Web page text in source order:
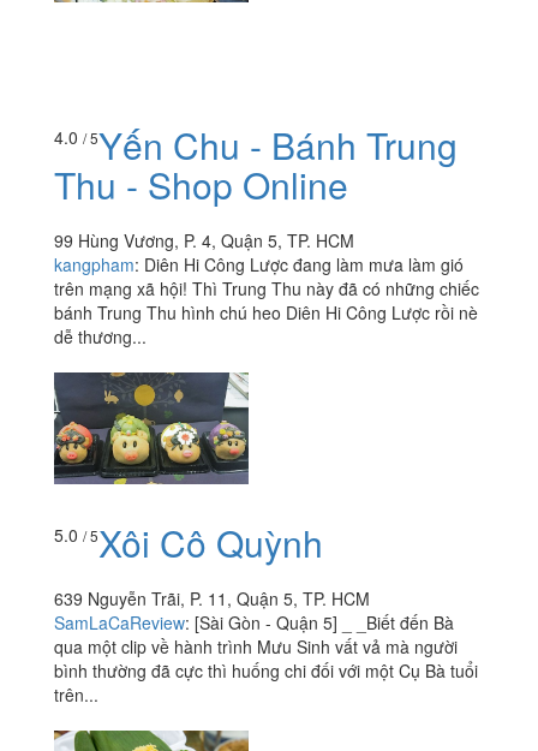
4.0 / 5Yến Chu - Bánh Trung
Thu - Shop Online
99 Hùng Vương, P. 4, Quận 5, TP. HCM
kangpham: Diên Hi Công Lược đang làm mưa làm gió
trên mạng xã hội! Thì Trung Thu này đã có những chiếc
bánh Trung Thu hình chú heo Diên Hi Công Lược rồi nè
dễ thương...
5.0 / 5Xôi Cô Quỳnh
639 Nguyễn Trãi, P. 11, Quận 5, TP. HCM
SamLaCaReview: [Sài Gòn - Quận 5] _ _Biết đến Bà
qua một clip về hành trình Mưu Sinh vất vả mà người
bình thường đã cực thì huống chi đối với một Cụ Bà tuổi
trên...